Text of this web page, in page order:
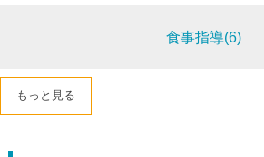
食事指導(6)
もっと見る